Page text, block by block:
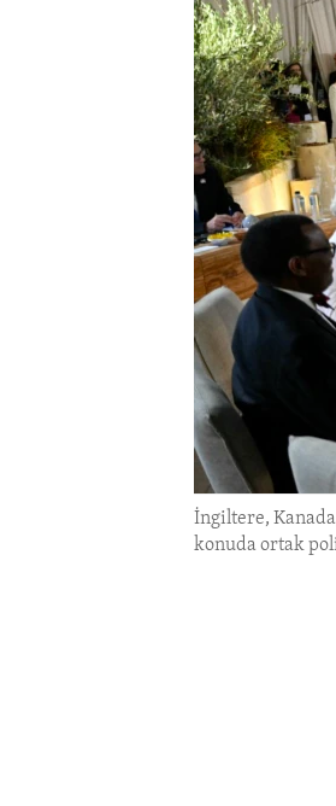
IDEALS AND INSTITUTIONS
İngiltere,
konuda ortak